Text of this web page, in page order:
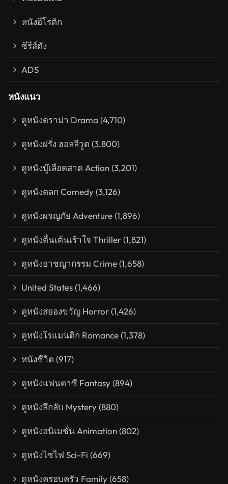
หนังอีโรติก
ซีรีส์ดัง
ADS
หนังแนว
ดูหนังดราม่า Drama (4,710)
ดูหนังฝรั่ง ฮอลลีวูด (3,800)
ดูหนังบู๊เลือดสาด Action(3,201)
ดูหนังตลก Comedy(3,126)
ดูหนังผจญภัย Adventure(1,896)
ดูหนังตื่นเต้นเร้าใจ Thriller(1,821)
ดูหนังอาชญากรรม Crime(1,658)
United States(1,466)
ดูหนังสยองขวัญ Horror(1,426)
ดูหนังโรแมนติก Romance(1,378)
หนังชีวิต (917)
ดูหนังแฟนตาซี Fantasy(894)
ดูหนังลึกลับ Mystery(880)
ดูหนังอนิเมชั่น Animation(802)
ดูหนังไซไฟ Sci-Fi (669)
ดูหนังครอบครัว Family(658)